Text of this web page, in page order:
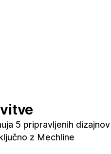
5 pripravljenih
z Mechline